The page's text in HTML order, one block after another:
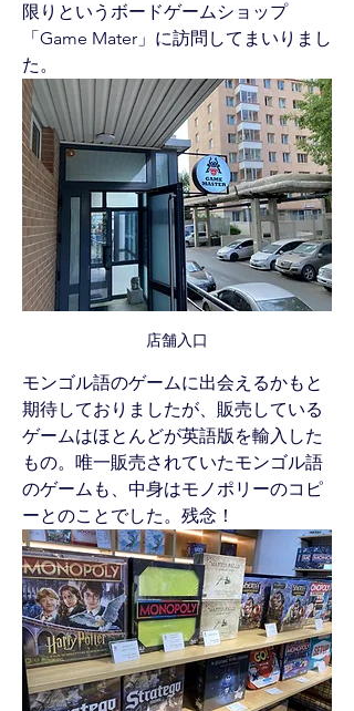
限りというボードゲームショップ
「Game Mater」に訪問してまいりまし
た。
店舗入口
モンゴル語のゲームに出会えるかもと
期待しておりましたが、販売している
ゲームはほとんどが英語版を輸入した
もの。唯一販売されていたモンゴル語
のゲームも、中身はモノポリーのコピ
ーとのことでした。残念！